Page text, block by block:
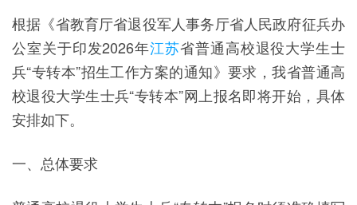
根据《省教育厅省退役军人事务厅省人民政府征兵办
公室关于印发2026年江苏省普通高校退役大学生士
兵“专转本”招生工作方案的通知》要求，我省普通高
校退役大学生士兵“专转本”网上报名即将开始，具体
安排如下。
一、总体要求